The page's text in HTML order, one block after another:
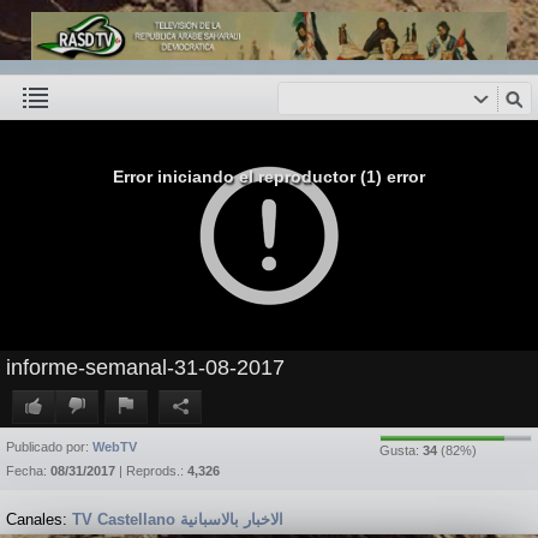
Error iniciando el reproductor (1) error
informe-semanal-31-08-2017
Gusta: 34 (82%)
Publicado por: WebTV
Fecha: 08/31/2017 | Reprods.: 4,326
Canales: TV Castellano الاخبار بالاسبانية